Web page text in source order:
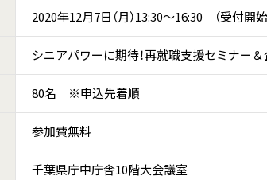
2020年12月7日（月）13:30～16:30 （受付開始
シニアパワーに期待！再就職支援セミナー
80名 ※申込先着順
参加費無料
千葉県庁中庁舎10階大会議室